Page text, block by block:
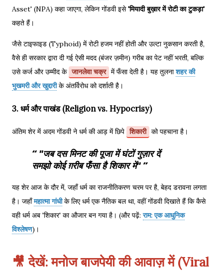
Asset' (NPA) कहा जाएगा, लेकिन गोंडवी इसे'मियादी बुख़ार में रोटी का टुकड़ा'
कहते हैं।
जैसे टाइफाइड (Typhoid) में रोटी हजम नहीं होती और उल्टा नुकसान करती है,
वैसे ही सरकार द्वारा दी गई ऐसी मदद (बंजर ज़मीन) गरीब का पेट नहीं भरती, बल्कि
उसे कर्ज और उम्मीद के जानलेवा चक्र में फँसा देती है। यह तुलनाशहर की
भुखमरी और खुद्दारीके अंतर्विरोध को दर्शाती है।
3. धर्म और पाखंड (Religion vs. Hypocrisy)
अंतिम शेर में अदम गोंडवी ने धर्म की आड़ में छिपे शिकारी को पहचाना है।
"जब दस मिनट की पूजा में घंटों गुज़ार दें
समझो कोई ग़रीब फँसा है शिकार में"
यह शेर आज के दौर में, जहाँ धर्म का राजनीतिकरण चरम पर है, बेहद डरावना लगता
है। जहाँमहात्मा गांधीके लिए धर्म एक नैतिक बल था, वहीं गोंडवी दिखाते हैं कि कैसे
वही धर्म अब 'शिकार' का औजार बन गया है। (और पढ़ें:राम: एक आधुनिक
विश्लेषण)।
🎥 देखें: मनोज बाजपेयी की आवाज़ में (Viral